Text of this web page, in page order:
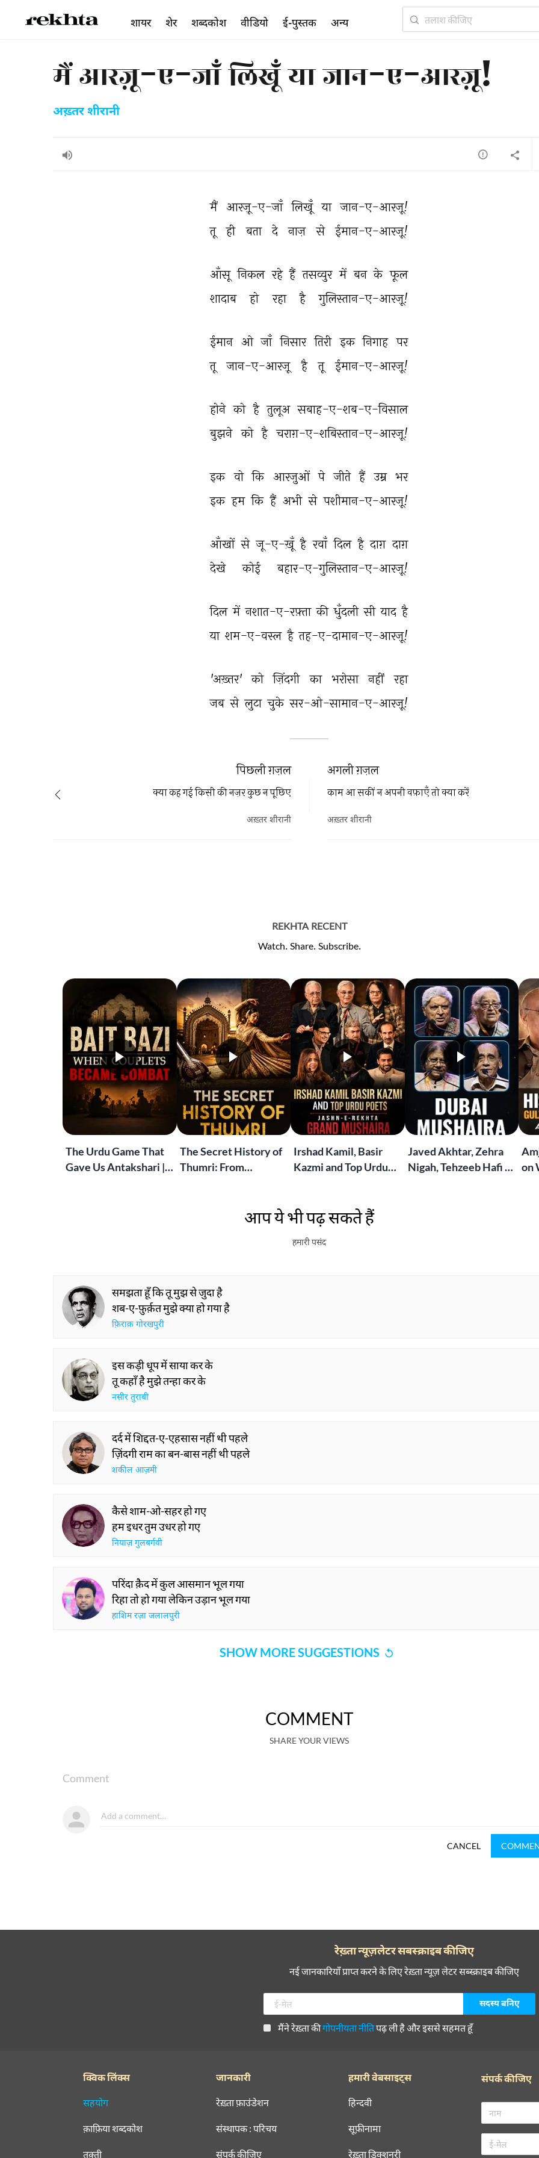
मैं आरज़ू-ए-जाँ लिखूँ या जान-ए-आरज़ू!
अख़्तर शीरानी
मैं आरज़ू-ए-जाँ लिखूँ या जान-ए-आरज़ू!
तू
ही बता दे नाज़ से ईमान-ए-आरज़ू!
आँसू निकल रहे हैं तसव्वुर में बन के फूल
शादाब
हो रहा है गुलिस्तान-ए-आरज़ू!
ईमान ओ जाँ निसार तिरी इक निगाह पर
तू
जान-ए-आरज़ू है तू ईमान-ए-आरज़ू!
होने को है तुलूअ सबाह-ए-शब-ए-विसाल
बुझने को है चराग़-ए-शबिस्तान-ए-आरज़ू!
इक वो कि आरज़ुओं पे जीते हैं उम्र भर
इक हम कि हैं अभी से पशीमान-ए-आरज़ू!
आँखों से जू-ए-ख़ूँ है रवाँ दिल है दाग़ दाग़
देखे
कोई बहार-ए-गुलिस्तान-ए-आरज़ू!
दिल में नशात-ए-रफ़्ता की धुँदली सी याद है
या शम-ए-वस्ल है तह-ए-दामान-ए-आरज़ू!
'अख़्तर' को ज़िंदगी का भरोसा नहीं रहा
जब से लुटा चुके सर-ओ-सामान-ए-आरज़ू!
अगली ग़ज़ल
काम आ सकीं न अपनी वफ़ाएँ तो क्या करें
अख़्तर शीरानी
पिछली ग़ज़ल
क्या कह गई किसी की नज़र कुछ न पूछिए
अख़्तर शीरानी
REKHTA RECENT
Watch. Share. Subscribe.
The Urdu Game That
Gave Us Antakshari |
The Secret History of
Thumri: From
Irshad Kamil, Basir
Kazmi and Top Urdu
London Grand
Mushaira
Javed Akhtar, Zehra
Nigah, Tehzeeb Hafi &
on
आप ये भी पढ़ सकते हैं
हमारी पसंद
समझता हूँ कि तू मुझ से जुदा है
शब-ए-फ़ुर्क़त मुझे क्या हो गया है
फ़िराक़ गोरखपुरी
इस कड़ी धूप में साया कर के
तू कहाँ है मुझे तन्हा कर के
नसीर तुराबी
दर्द में शिद्दत-ए-एहसास नहीं थी पहले
ज़िंदगी राम का बन-बास नहीं थी पहले
शकील आज़मी
कैसे शाम-ओ-सहर हो गए
हम इधर तुम उधर हो गए
नियाज़ गुलबर्गवी
परिंदा क़ैद में कुल आसमान भूल गया
रिहा तो हो गया लेकिन उड़ान भूल गया
हाशिम रज़ा जलालपुरी
SHOW MORE SUGGESTIONS
COMMENT
SHARE YOUR VIEWS
Comment
CANCEL
शायर शेर शब्दकोश वीडियो ई-पुस्तक अन्य
रेख़्ता न्यूज़लेटर सबस्क्राइब कीजिए
नई जानकारियाँ प्राप्त करने के लिए रेख़्ता न्यूज़ लेटर सब्स्क्राइब कीजिए
मैंने रेख़्ता कीगोपनीयता नीतिपढ़ ली है और इससे सहमत हूँ
क्विक लिंक्स
सहयोग
क़ाफ़िया शब्दकोश
तक़्ती
जानकारी
रेख़्ता फ़ाउंडेशन
संस्थापक : परिचय
संपर्क कीजिए
हमारी वेबसाइट्स
हिन्दवी
सूफ़ीनामा
रेख़्ता डिक्शनरी
संपर्क कीजिए